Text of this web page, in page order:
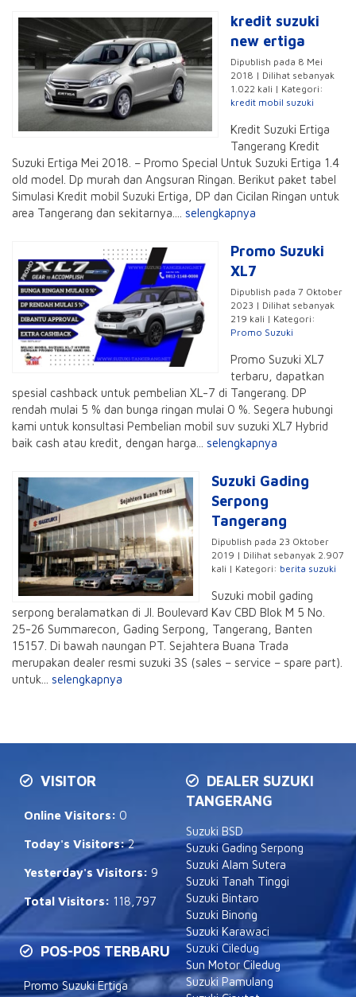
kredit suzuki
new ertiga
Dipublish pada 8 Mei
2018 | Dilihat sebanyak
1.022 kali | Kategori:
kredit mobil suzuki
Kredit Suzuki Ertiga
Tangerang Kredit
Suzuki Ertiga Mei 2018. – Promo Special Untuk Suzuki Ertiga 1.4
old model. Dp murah dan Angsuran Ringan. Berikut paket tabel
Simulasi Kredit mobil Suzuki Ertiga, DP dan Cicilan Ringan untuk
area Tangerang dan sekitarnya.... selengkapnya
Promo Suzuki
XL7
Dipublish pada 7 Oktober
2023 | Dilihat sebanyak
219 kali | Kategori:
Promo Suzuki
Promo Suzuki XL7
terbaru, dapatkan
spesial cashback untuk pembelian XL-7 di Tangerang. DP
rendah mulai 5 % dan bunga ringan mulai 0 %. Segera hubungi
kami untuk konsultasi Pembelian mobil suv suzuki XL7 Hybrid
baik cash atau kredit, dengan harga... selengkapnya
Suzuki Gading
Serpong
Tangerang
Dipublish pada 23 Oktober
2019 | Dilihat sebanyak 2.907
kali | Kategori: berita suzuki
Suzuki mobil gading
serpong beralamatkan di Jl. Boulevard Kav CBD Blok M 5 No.
25-26 Summarecon, Gading Serpong, Tangerang, Banten
15157. Di bawah naungan PT. Sejahtera Buana Trada
merupakan dealer resmi suzuki 3S (sales – service – spare part).
untuk... selengkapnya
VISITOR
Online Visitors: 0
Today's Visitors:2
Yesterday's Visitors: 9
Total Visitors: 118,797
POS-POS TERBARU
Promo Suzuki Ertiga
DEALER SUZUKI
TANGERANG
Suzuki BSD
Suzuki Gading Serpong
Suzuki Alam Sutera
Suzuki Tanah Tinggi
Suzuki Bintaro
Suzuki Binong
Suzuki Karawaci
Suzuki Ciledug
Sun Motor Ciledug
Suzuki Pamulang